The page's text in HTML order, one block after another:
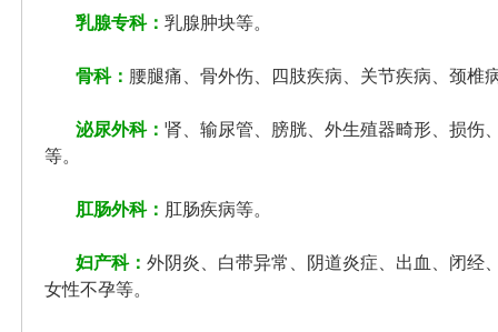
乳腺专科： 乳腺肿块等。
骨科： 腰腿痛、骨外伤、四肢疾病、关节疾病、颈椎
泌尿外科： 肾、输尿管、膀胱、外生殖器畸形、损伤
等。
肛肠外科： 肛肠疾病等。
妇产科： 外阴炎、白带异常、阴道炎症、出血、闭经
女性不孕等。